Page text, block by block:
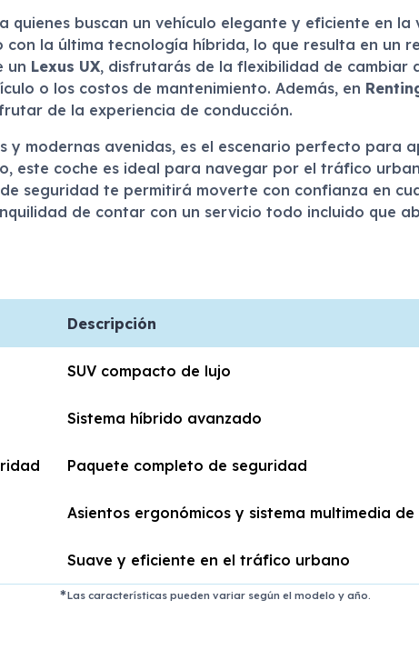
quienes buscan un vehículo elegante y eficiente en la
la última tecnología híbrida, lo que resulta en un
un Lexus UX, disfrutarás de la flexibilidad de cambiar
o los costos de mantenimiento. Además, en
de la experiencia de conducción.
y modernas avenidas, es el escenario perfecto para
este coche es ideal para navegar por el tráfico
seguridad te permitirá moverte con confianza en
de contar con un servicio todo incluido que
Descripción
SUV compacto de lujo
Sistema híbrido avanzado
Paquete completo de seguridad
Asientos ergonómicos y sistema multimedia
Suave y eficiente en el tráfico urbano
Las características pueden variar según el modelo y año.